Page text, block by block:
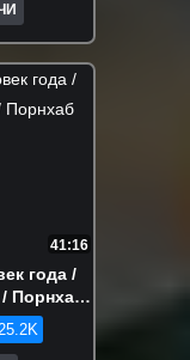
41:16
года /
Порнхаб
25.2K